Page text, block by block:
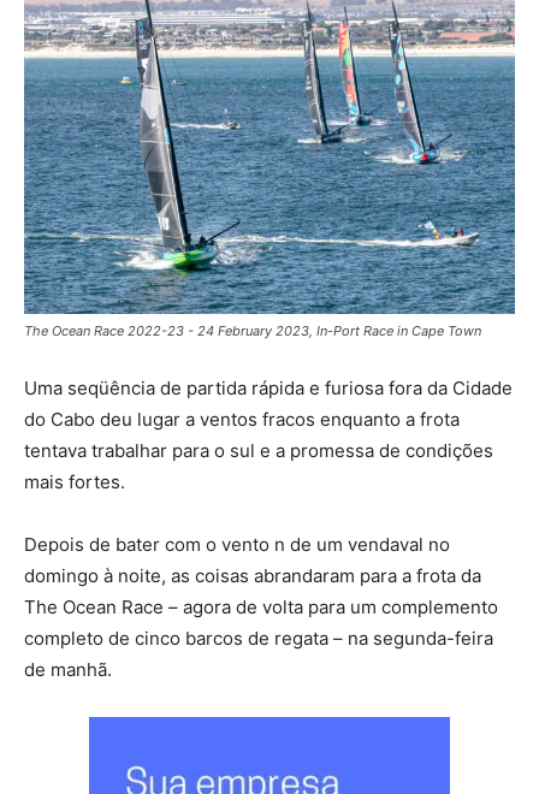
The Ocean Race 2022-23 - 24 February 2023, In-Port Race in Cape Town
Uma seqüência de partida rápida e furiosa fora da Cidade
do Cabo deu lugar a ventos fracos enquanto a frota
tentava trabalhar para o sul e a promessa de condições
mais fortes.
Depois de bater com o vento n de um vendaval no
domingo à noite, as coisas abrandaram para a frota da
The Ocean Race – agora de volta para um complemento
completo de cinco barcos de regata – na segunda-feira
de manhã.